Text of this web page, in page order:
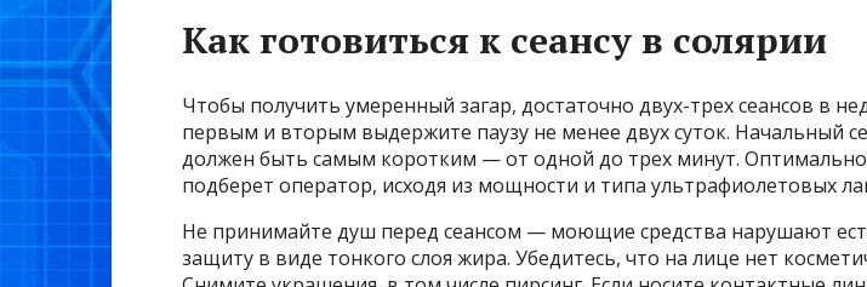
Как готовиться к сеансу в солярии
Чтобы получить умеренный загар, достаточно двух-трех сеансов в
первым и вторым выдержите паузу не менее двух суток. Начальный
должен быть самым коротким — от одной до трех минут.
подберет оператор, исходя из мощности и типа ультрафиолетовых
Не принимайте душ перед сеансом — моющие средства нарушают
защиту в виде тонкого слоя жира. Убедитесь, что на лице нет